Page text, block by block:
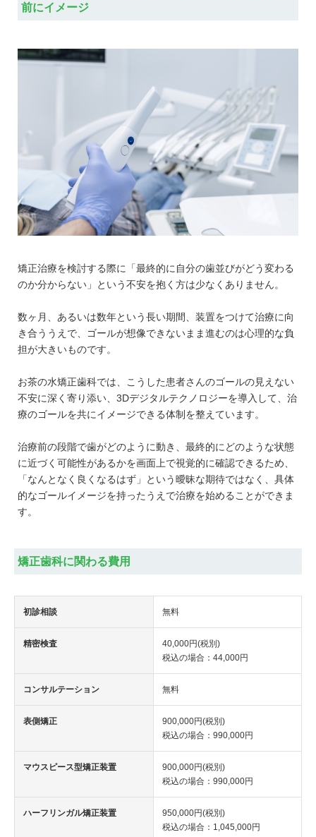
前にイメージ
矯正治療を検討する際に「最終的に自分の歯並びがどう変わる
のか分からない」という不安を抱く方は少なくありません。
数ヶ月、あるいは数年という長い期間、装置をつけて治療に向
き合ううえで、ゴールが想像できないまま進むのは心理的な負
担が大きいものです。
お茶の水矯正歯科では、こうした患者さんのゴールの見えない
不安に深く寄り添い、3Dデジタルテクノロジーを導入して、治
療のゴールを共にイメージできる体制を整えています。
治療前の段階で歯がどのように動き、最終的にどのような状態
に近づく可能性があるかを画面上で視覚的に確認できるため、
「なんとなく良くなるはず」という曖昧な期待ではなく、具体
的なゴールイメージを持ったうえで治療を始めることができま
す。
矯正歯科に関わる費用
初診相談 無料
精密検査
40,000円(税別)
税込の場合：44,000円
コンサルテーション 無料
表側矯正
900,000円(税別)
税込の場合：990,000円
マウスピース型矯正装置
900,000円(税別)
税込の場合：990,000円
ハーフリンガル矯正装置
950,000円(税別)
税込の場合：1,045,000円